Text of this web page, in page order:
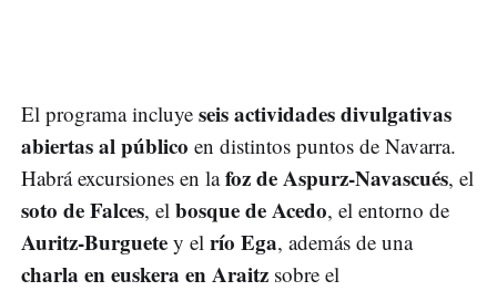
El programa incluye seis actividades divulgativas
abiertas al público en distintos puntos de Navarra.
Habrá excursiones en lafoz de Aspurz-Navascués, el
soto de Falces, el bosque de Acedo, el entorno de
Auritz-Burguete y el río Ega, además de una
charla en euskera en Araitz sobre el